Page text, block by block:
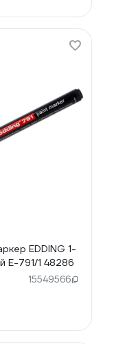
EDDING 1-
E-791/1 48286
15549566